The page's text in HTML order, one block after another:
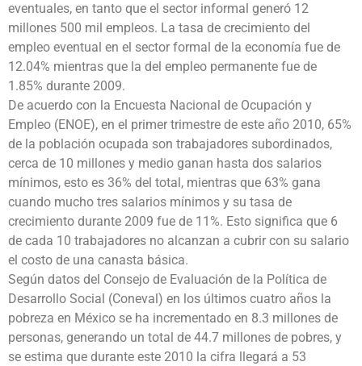
eventuales, en tanto que el sector informal generó 12
millones 500 mil empleos. La tasa de crecimiento del
empleo eventual en el sector formal de la economía fue de
12.04% mientras que la del empleo permanente fue de
1.85% durante 2009.
De acuerdo con la Encuesta Nacional de Ocupación y
Empleo (ENOE), en el primer trimestre de este año 2010, 65%
de la población ocupada son trabajadores subordinados,
cerca de 10 millones y medio ganan hasta dos salarios
mínimos, esto es 36% del total, mientras que 63% gana
cuando mucho tres salarios mínimos y su tasa de
crecimiento durante 2009 fue de 11%. Esto significa que 6
de cada 10 trabajadores no alcanzan a cubrir con su salario
el costo de una canasta básica.
Según datos del Consejo de Evaluación de la Política de
Desarrollo Social (Coneval) en los últimos cuatro años la
pobreza en México se ha incrementado en 8.3 millones de
personas, generando un total de 44.7 millones de pobres, y
se estima que durante este 2010 la cifra llegará a 53